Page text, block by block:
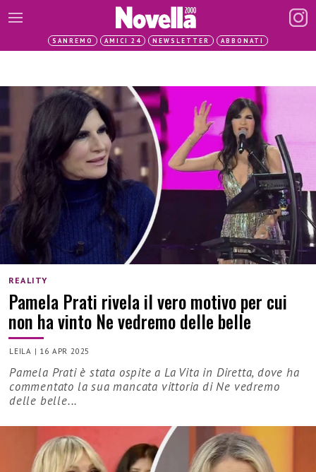
SANREMO AMICI 24 NEWSLETTER ABBONATI
REALITY
Pamela Prati rivela il vero motivo per cui
non ha vinto Ne vedremo delle belle
LEILA | 16 APR 2025
Pamela Prati è stata ospite a La Vita in Diretta, dove ha
commentato la sua mancata vittoria di Ne vedremo
delle belle...